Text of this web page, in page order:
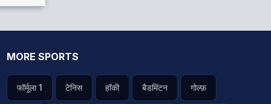
MORE SPORTS
फॉर्मूला 1 टेनिस हॉकी बैडमिंटन गोल्फ़